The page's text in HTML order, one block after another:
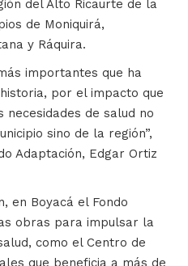
del Alto Ricaurte de la
de Moniquirá,
y Ráquira.
importantes que ha
por el impacto que
de salud no
sino de la región”,
Adaptación, Edgar Ortiz
en Boyacá el Fondo
obras para impulsar la
como el Centro de
que beneficia a más de